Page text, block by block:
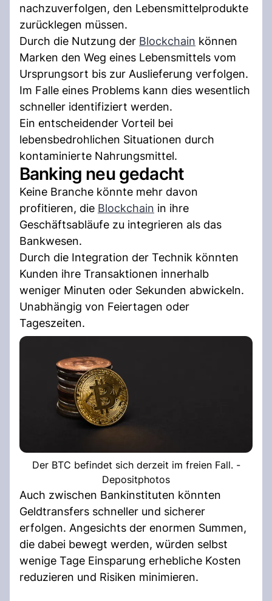
nachzuverfolgen, den Lebensmittelprodukte
zurücklegen müssen.
Durch die Nutzung der Blockchain können
Marken den Weg eines Lebensmittels vom
Ursprungsort bis zur Auslieferung verfolgen.
Im Falle eines Problems kann dies wesentlich
schneller identifiziert werden.
Ein entscheidender Vorteil bei
lebensbedrohlichen Situationen durch
kontaminierte Nahrungsmittel.
Banking neu gedacht
Keine Branche könnte mehr davon
profitieren, die Blockchain in ihre
Geschäftsabläufe zu integrieren als das
Bankwesen.
Durch die Integration der Technik könnten
Kunden ihre Transaktionen innerhalb
weniger Minuten oder Sekunden abwickeln.
Unabhängig von Feiertagen oder
Tageszeiten.
Der BTC befindet sich derzeit im freien Fall. -
Depositphotos
Auch zwischen Bankinstituten könnten
Geldtransfers schneller und sicherer
erfolgen. Angesichts der enormen Summen,
die dabei bewegt werden, würden selbst
wenige Tage Einsparung erhebliche Kosten
reduzieren und Risiken minimieren.